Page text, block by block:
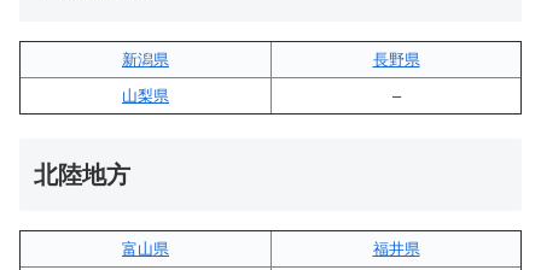
新潟県
長野県
山梨県
–
北陸地方
富山県
福井県